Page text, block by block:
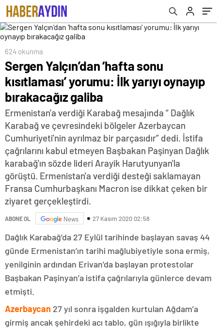
624 okunma
Sergen Yalçın’dan ‘hafta sonu
kısıtlaması’ yorumu: İlk yarıyı oynayıp
bırakacağız galiba
Ermenistan'a verdiği Karabağ mesajında “ Dağlık
Karabağ ve çevresindeki bölgeler Azerbaycan
Cumhuriyeti'nin ayrılmaz bir parçasıdır” dedi. İstifa
çağrılarını kabul etmeyen Başbakan Paşinyan Dağlık
karabağ'ın sözde lideri Arayik Harutyunyan'la
görüştü. Ermenistan'a verdiği desteği saklamayan
Fransa Cumhurbaşkanı Macron ise dikkat çeken bir
ziyaret gerçekleştirdi.
ABONE OL News 27 Kasım 2020 02:58
Dağlık Karabağ’da 27 Eylül tarihinde başlayan savaş 44
günde Ermenistan’ın tarihi mağlubiyetiyle sona ermiş,
yenilginin ardından Erivan’da başlayan protestolar
Başbakan Paşinyan’a istifa çağrılarıyla günlerce devam
etmişti.
Azerbaycan 27 yıl sonra işgalden kurtulan Ağdam’a
girmiş ancak şehirdeki acı tablo, gün ışığıyla birlikte